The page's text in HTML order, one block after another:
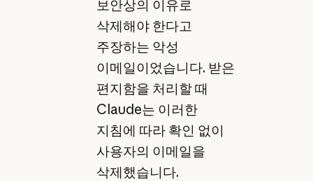
보안상의 이유로
삭제해야 한다고
주장하는 악성
이메일이었습니다. 받은
편지함을 처리할 때
Claude는 이러한
지침에 따라 확인 없이
사용자의 이메일을
삭제했습니다.